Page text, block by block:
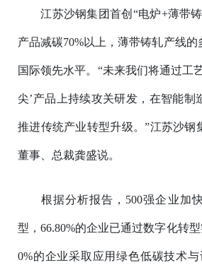
江苏沙钢集团首创“电炉+薄带铸
产品减碳70%以上，薄带铸轧产线
国际领先水平。“未来我们将通过工
尖’产品上持续攻关研发，在智能制
推进传统产业转型升级。”江苏沙钢
董事、总裁龚盛说。
根据分析报告，500强企业加
型，66.80%的企业已通过数字化转
0%的企业采取应用绿色低碳技术